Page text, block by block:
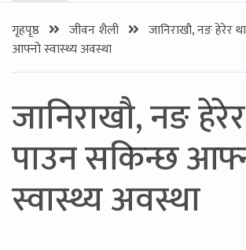
गृहपृष्ठ जीवन शैली
जानिराखौ, नङ हेरेर
आफ्नो स्वास्थ्य अवस्था
जानिराखौ, नङ
पाउन सकिन्छ
स्वास्थ्य अवस्था